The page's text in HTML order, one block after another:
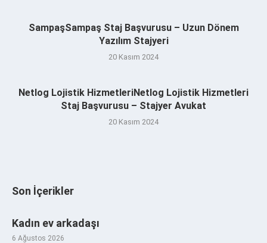
SampaşSampaş Staj Başvurusu – Uzun Dönem
Yazılım Stajyeri
20 Kasım 2024
Netlog Lojistik HizmetleriNetlog Lojistik Hizmetleri
Staj Başvurusu – Stajyer Avukat
20 Kasım 2024
Son İçerikler
Kadın ev arkadaşı
6 Ağustos 2026